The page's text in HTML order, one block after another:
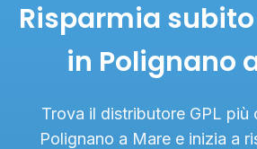
Risparmia
in Polignano
Trova il distributore GPL più
Polignano a Mare e inizia a